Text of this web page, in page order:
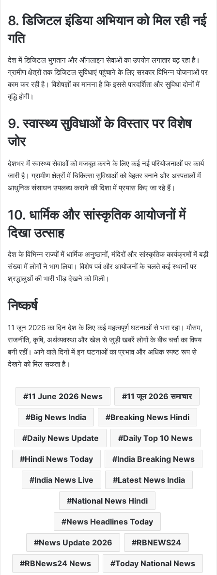
8. डिजिटल इंडिया अभियान को मिल रही नई
गति
देश में डिजिटल भुगतान और ऑनलाइन सेवाओं का उपयोग लगातार बढ़ रहा है।
ग्रामीण क्षेत्रों तक डिजिटल सुविधाएं पहुंचाने के लिए सरकार विभिन्न योजनाओं पर
काम कर रही है। विशेषज्ञों का मानना है कि इससे पारदर्शिता और सुविधा दोनों में
वृद्धि होगी।
9. स्वास्थ्य सुविधाओं के विस्तार पर विशेष
जोर
देशभर में स्वास्थ्य सेवाओं को मजबूत करने के लिए कई नई परियोजनाओं पर कार्य
जारी है। ग्रामीण क्षेत्रों में चिकित्सा सुविधाओं को बेहतर बनाने और अस्पतालों में
आधुनिक संसाधन उपलब्ध कराने की दिशा में प्रयास किए जा रहे हैं।
10. धार्मिक और सांस्कृतिक आयोजनों में
दिखा उत्साह
देश के विभिन्न राज्यों में धार्मिक अनुष्ठानों, मंदिरों और सांस्कृतिक कार्यक्रमों में बड़ी
संख्या में लोगों ने भाग लिया। विशेष पर्व और आयोजनों के चलते कई स्थानों पर
श्रद्धालुओं की भारी भीड़ देखने को मिली।
निष्कर्ष
11 जून 2026 का दिन देश के लिए कई महत्वपूर्ण घटनाओं से भरा रहा। मौसम,
राजनीति, कृषि, अर्थव्यवस्था और खेल से जुड़ी खबरें लोगों के बीच चर्चा का विषय
बनी रहीं। आने वाले दिनों में इन घटनाओं का प्रभाव और अधिक स्पष्ट रूप से
देखने को मिल सकता है।
11 June 2026 News 11 जून 2026 समाचार
Big News India Breaking News Hindi
Daily News Update Daily Top 10 News
Hindi News Today India Breaking News
India News Live Latest News India
National News Hindi
News Headlines Today
News Update 2026 RBNEWS24
RBNews24 News Today National News